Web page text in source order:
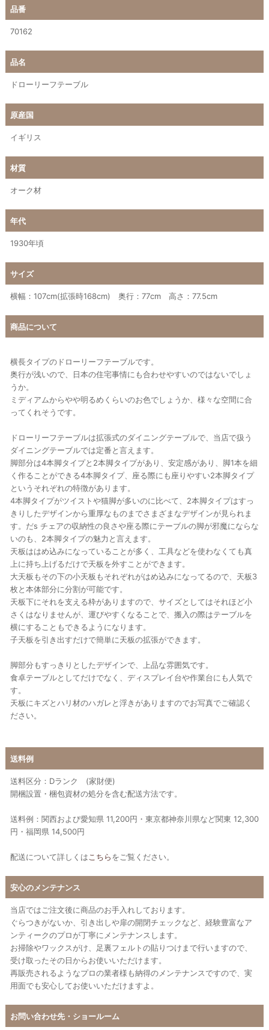
品番
70162
品名
ドローリーフテーブル
原産国
イギリス
材質
オーク材
年代
1930年頃
サイズ
横幅：107cm(拡張時168cm) 奥行：77cm 高さ：77.5cm
商品について
横長タイプのドローリーフテーブルです。
奥行が浅いので、日本の住宅事情にも合わせやすいのではないでしょ
うか。
ミディアムからやや明るめくらいのお色でしょうか、様々な空間に合
ってくれそうです。
ドローリーフテーブルは拡張式のダイニングテーブルで、当店で扱う
ダイニングテーブルでは定番と言えます。
脚部分は4本脚タイプと2本脚タイプがあり、安定感があり、脚1本を細
く作ることができる4本脚タイプ、座る際にも座りやすい2本脚タイプ
というそれぞれの特徴があります。
4本脚タイプがツイストや猫脚が多いのに比べて、2本脚タイプはすっ
きりしたデザインから重厚なものまでさまざまなデザインが見られま
す。だs チェアの収納性の良さや座る際にテーブルの脚が邪魔にならな
いのも、2本脚タイプの魅力と言えます。
天板ははめ込みになっていることが多く、工具などを使わなくても真
上に持ち上げるだけで天板を外すことができます。
大天板もその下の小天板もそれぞれがはめ込みになってるので、天板3
枚と本体部分に分割が可能です。
天板下にそれを支える枠がありますので、サイズとしてはそれほど小
さくはなりませんが、運びやすくなることで、搬入の際はテーブルを
横にすることもできるようになります。
子天板を引き出すだけで簡単に天板の拡張ができます。
脚部分もすっきりとしたデザインで、上品な雰囲気です。
食卓テーブルとしてだけでなく、ディスプレイ台や作業台にも人気で
す。
天板にキズとハリ材のハガレと浮きがありますのでお写真でご確認く
ださい。
送料例
送料区分：Dランク (家財便)
開梱設置・梱包資材の処分を含む配送方法です。
送料例：関西および愛知県 11,200円・東京都神奈川県など関東 12,300
円・福岡県 14,500円
配送について詳しくは こちらをご覧ください。
安心のメンテナンス
当店ではご注文後に商品のお手入れしております。
ぐらつきがないか、引き出しや扉の開閉チェックなど、経験豊富なア
ンティークのプロが丁寧にメンテナンスします。
お掃除やワックスがけ、足裏フェルトの貼りつけまで行いますので、
受け取ったその日からお使いいただけます。
再販売されるようなプロの業者様も納得のメンテナンスですので、実
用面でも安心してお使いいただけますよ。
お問い合わせ先・ショールーム